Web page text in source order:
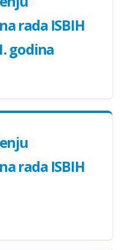
rada ISBIH
godina
rada ISBIH